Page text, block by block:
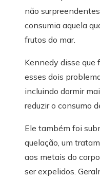
não
consumia aquela
frutos do mar.
Kennedy disse que
esses dois
incluindo dormir
reduzir o consumo
Ele também foi
quelação, um
aos metais do
ser expelidos.